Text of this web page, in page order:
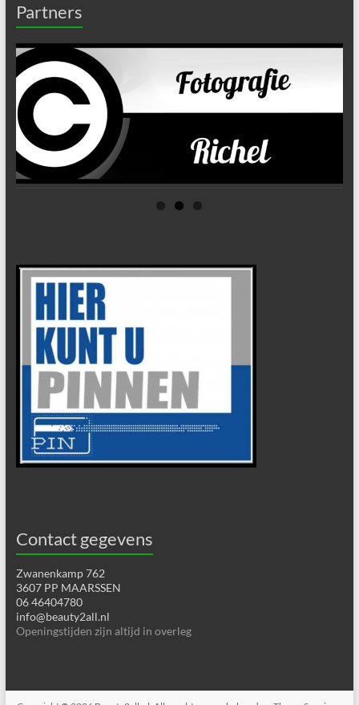
Partners
Contact gegevens
Zwanenkamp 762
3607 PP MAARSSEN
06 46404780
info@beauty2all.nl
Openingstijden zijn altijd in overleg